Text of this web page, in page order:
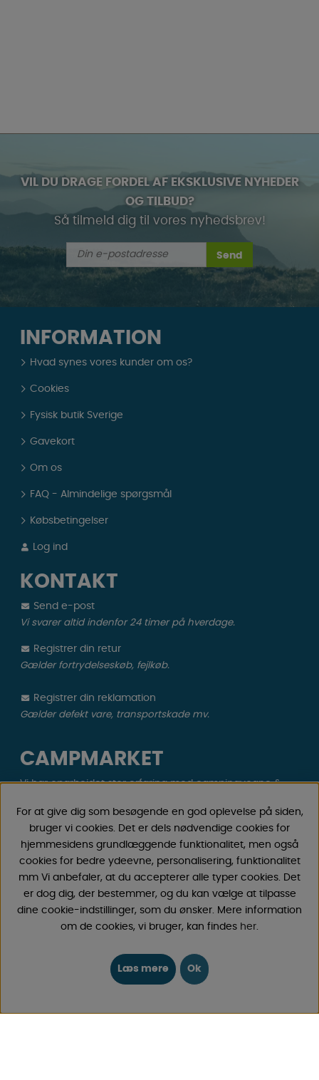
VIL DU DRAGE FORDEL AF EKSKLUSIVE NYHEDER
OG TILBUD?
Så tilmeld dig til vores nyhedsbrev!
Send
INFORMATION
Hvad synes vores kunder om os?
Cookies
Fysisk butik Sverige
Gavekort
Om os
FAQ - Almindelige spørgsmål
Købsbetingelser
Log ind
KONTAKT
Send e-post
Vi svarer altid indenfor 24 timer på hverdage.
Registrer din retur
Gælder fortrydelseskøb, fejlkøb.
Registrer din reklamation
Gælder defekt vare, transportskade mv.
CAMPMARKET
Vi har oparbejdet stor erfaring med campingvogne &
forhandlet campingvogne & autocampere samt
reservedele og tilbehør til disse siden 1968. Vi tilbyder et
bredt udvalg af forskellige varer inden for camping &
fritid til gode priser med lave fragtomkostninger . Du vil
helt sikkert finde noget, du godt kan lide blandt vores
30.000 produkter!
Følg os på Facebook og Instagram for inspiration,
For at give dig som besøgende en god oplevelse på siden,
bruger vi cookies. Det er dels nødvendige cookies for
hjemmesidens grundlæggende funktionalitet, men også
cookies for bedre ydeevne, personalisering, funktionalitet
mm Vi anbefaler, at du accepterer alle typer cookies. Det
er dog dig, der bestemmer, og du kan vælge at tilpasse
dine cookie-indstillinger, som du ønsker. Mere information
om de cookies, vi bruger, kan findes her.
Læs mere Ok